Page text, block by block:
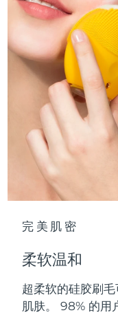
完美肌密
柔软温和
超柔软的硅胶刷
肌肤。 98% 的用
FOREO APP
关于我们
科威特
拉脱维亚
黎巴嫩
立陶宛
卢森堡
中国澳门特别行政区
马来西亚
马耳他
墨西哥
摩纳哥